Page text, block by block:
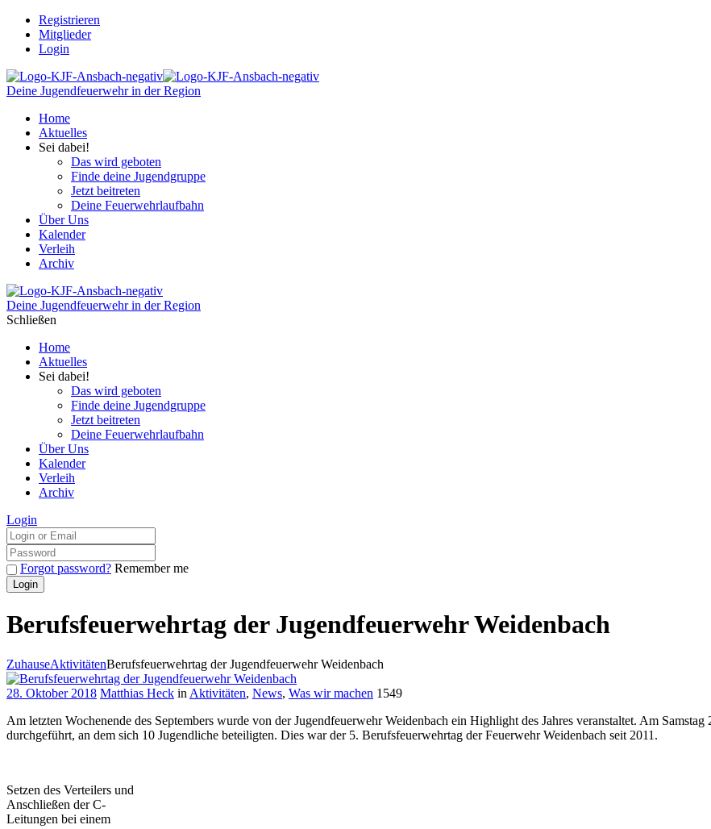
Registrieren
Mitglieder
Login
Deine Jugendfeuerwehr in der Region
Home
Aktuelles
Sei dabei!
Das wird geboten
Finde deine Jugendgruppe
Jetzt beitreten
Deine Feuerwehrlaufbahn
Über Uns
Kalender
Verleih
Archiv
Deine Jugendfeuerwehr in der Region
Schließen
Home
Aktuelles
Sei dabei!
Das wird geboten
Finde deine Jugendgruppe
Jetzt beitreten
Deine Feuerwehrlaufbahn
Über Uns
Kalender
Verleih
Archiv
Login
Forgot password? Remember me
Berufsfeuerwehrtag der Jugendfeuerwehr Weidenbach
ZuhauseAktivitätenBerufsfeuerwehrtag der Jugendfeuerwehr Weidenbach
28. Oktober 2018 Matthias Heck in Aktivitäten, News, Was wir machen 1549
Am letzten Wochenende des Septembers wurde von der Jugendfeuerwehr Weidenbach ein Highlight des Jahres veranstaltet. Am
durchgeführt, an dem sich 10 Jugendliche beteiligten. Dies war der 5. Berufsfeuerwehrtag der Feuerwehr Weidenbach seit 2011.
Setzen des Verteilers und
Anschließen der C-
Leitungen bei einem